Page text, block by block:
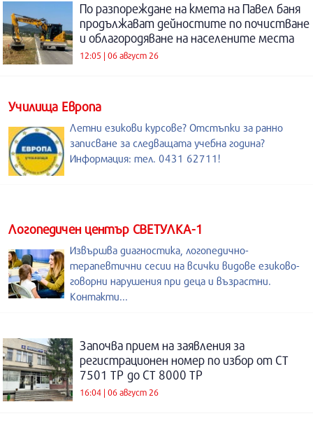
По разпореждане на кмета на Павел баня
продължават дейностите по почистване
и облагородяване на населените места
12:05 | 06 август 26
Училища Европа
Летни езикови курсове? Отстъпки за ранно
записване за следващата учебна година?
Информация: тел. 0431 62711!
Логопедичен център СВЕТУЛКА-1
Извършва диагностика, логопедично-
терапевтични сесии на всички видове езиково-
говорни нарушения при деца и възрастни.
Контакти...
Започва прием на заявления за
регистрационен номер по избор от СТ
7501 ТР до СТ 8000 ТР
16:04 | 06 август 26